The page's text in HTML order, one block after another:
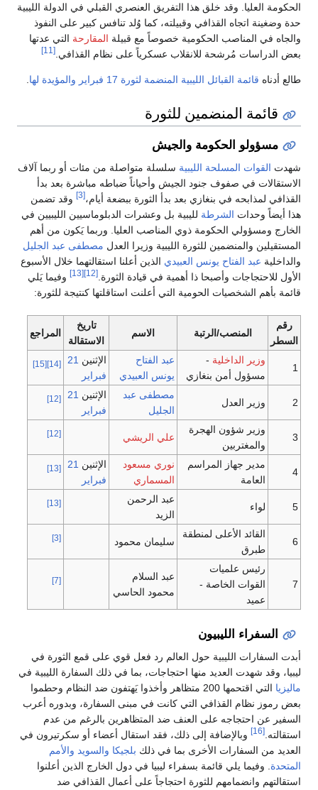
الحكومة العليا. وقد خلق هذا التفريق العنصري القبلي في الدولة الليبية
حدة وضغينة اتجاه القذافي وقبيلته، كما وُلد تنافس كبير على النفوذ
والجاه في المناصب الحكومية خصوصاً مع قبيلةالمقارحةالتي عدتها
بعض الدراسات مُرشحة للانقلاب عسكرياً على نظام القذافي.
طالع أدناهقائمة القبائل الليبية المنضمة لثورة 17 فبراير والمؤيدة لها .
قائمة المنضمين للثورة
مسؤولو الحكومة والجيش
شهدتالقوات المسلحة الليبيةسلسلة متواصلة من مئات أو ربما آلاف
الاستقالات في صفوف جنود الجيش وأحياناً ضباطه مباشرة بعد بدأ
القذافي لمذابحه في بنغازي بعد بدأ الثورة ببضعة أيام،
وقد تضمن
هذا أيضاً وحداتالشرطةلليبية بل وعشرات الدبلوماسيين الليبيين في
الخارج ومسؤولي الحكومة ذوي المناصب العليا. وربما يَكون من أهم
المستقيلين والمنضمين للثورة الليبية وزيرا العدلمصطفى عبد الجليل
والداخليةعبد الفتاح يونس العبيديالذين أعلنا استقالتهما خلال الأسبوع
الأول للاحتجاجات وأصبحا ذا أهمية في قيادة الثورة.
[13]
وفيما يَلي
قائمة بأهم الشخصيات الحومية التي أعلنت استاقلتها كنتيجة للثورة:
رقم
السطر
المنصب/الرتبة الاسم
تاريخ
الاستقالة
المراجع
وزير الداخلية-
مسؤول أمن بنغازي
عبد الفتاح
يونس العبيدي
الإثنين21
فبراير
[14]
[15]
وزير العدل
مصطفى عبد
الجليل
الإثنين21
فبراير
[12]
وزير شؤون الهجرة
والمغتربين
علي الريشي
مدير جهاز المراسم
العامة
نوري مسعود
المسماري
الإثنين21
فبراير
[13]
لواء
عبد الرحمن
الزيد
القائد الأعلى لمنطقة
طبرق
سليمان محمود
رئيس علميات
القوات الخاصة -
عميد
عبد السلام
محمود الحاسي
السفراء الليبيون
أبدت السفارات الليبية حول العالم رد فعل قوي على قمع الثورة في
ليبيا، وقد شهدت العديد منها احتجاجات، بما في ذلك السفارة الليبية في
ماليزيا
التي اقتحمها 200 متظاهر وأخذوا يَهتفون ضد النظام وحطموا
بعض رموز نظام القذافي التي كانت في مبنى السفارة، وبدوره أعرب
السفير عن احتجاجه على العنف ضد المتظاهرين بالرغم من عدم
استقالته.
وبالإضافة إلى ذلك، فقد استقال أعضاء أو سكرتيرون في
العديد من السفارات الأخرى بما في ذلكبلجيكا والسويد والأمم
المتحدة. وفيما يلي قائمة بسفراء ليبيا في دول الخارج الذين أعلنوا
استقالتهم وانضمامهم للثورة احتجاجاً على أعمال القذافي ضد